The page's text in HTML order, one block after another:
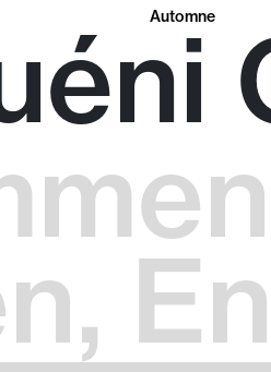
Automne